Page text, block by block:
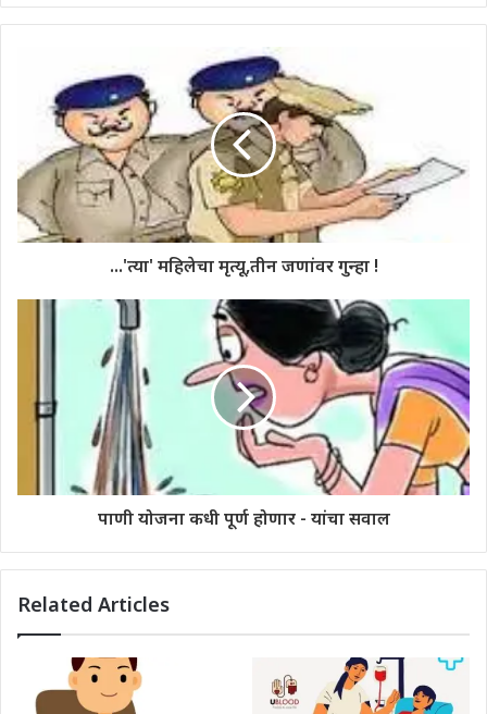
...'त्या' महिलेचा मृत्यू,तीन जणांवर गुन्हा !
पाणी योजना कधी पूर्ण होणार - यांचा सवाल
Related Articles